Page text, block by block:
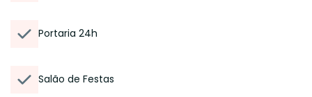
Portaria 24h
Salão de Festas